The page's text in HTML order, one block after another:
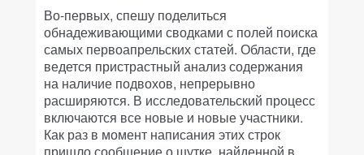
Во-первых, спешу поделиться
обнадеживающими сводками с полей поиска
самых первоапрельских статей. Области, где
ведется пристрастный анализ содержания
на наличие подвохов, непрерывно
расширяются. В исследовательский процесс
включаются все новые и новые участники.
Как раз в момент написания этих строк